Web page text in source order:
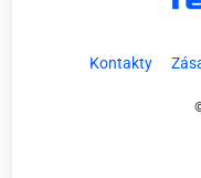
Kontakty